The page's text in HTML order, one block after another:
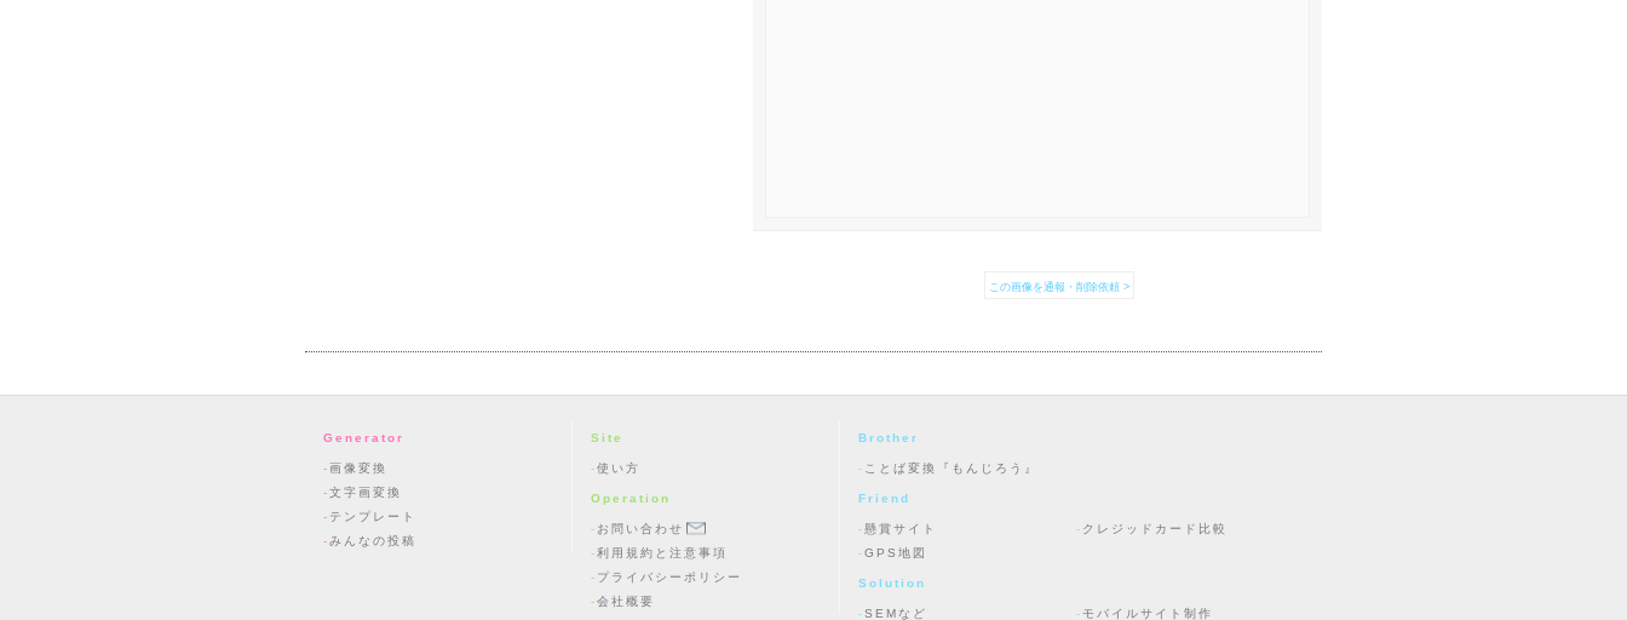
この画像を通報・削除依頼 >
Generator
画像変換
文字画変換
テンプレート
みんなの投稿
Site
使い方
Operation
お問い合わせ
利用規約と注意事項
プライバシーポリシー
会社概要
Brother
ことば変換『もんじろう』
Friend
懸賞サイト
クレジッドカード比較
GPS地図
Solution
SEMなど モバイルサイト制作